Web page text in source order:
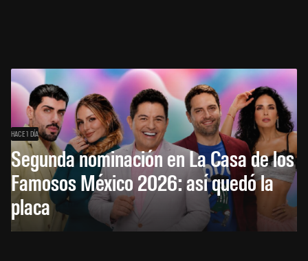
HACE 1 DÍA
Segunda nominación en La Casa de los
Famosos México 2026: así quedó la
placa